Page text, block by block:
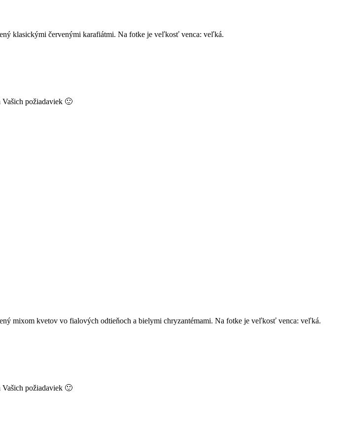
klasickými červenými karafiátmi. Na fotke je veľkosť venca: veľká.
požiadaviek 🙂
mixom kvetov vo fialových odtieňoch a bielymi chryzantémami. Na fotke je veľkosť venca: veľká.
požiadaviek 🙂